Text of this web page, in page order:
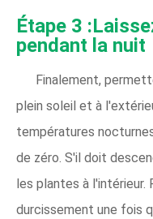
Étape 3
pendant la nuit
Finalement,
plein soleil et à
températures
de zéro. S'il doit
les plantes à l'intérieur.
durcissement une fois